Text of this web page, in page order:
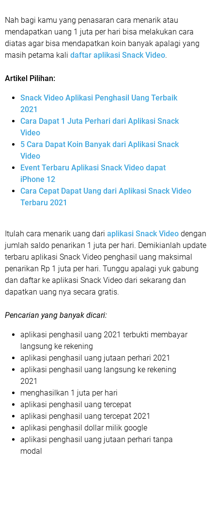
Nah bagi kamu yang penasaran cara menarik atau
mendapatkan uang 1 juta per hari bisa melakukan cara
diatas agar bisa mendapatkan koin banyak apalagi yang
masih petama kali daftar aplikasi Snack Video.
Artikel Pilihan:
Snack Video Aplikasi Penghasil Uang Terbaik
2021
Cara Dapat 1 Juta Perhari dari Aplikasi Snack
Video
5 Cara Dapat Koin Banyak dari Aplikasi Snack
Video
Event Terbaru Aplikasi Snack Video dapat
iPhone 12
Cara Cepat Dapat Uang dari Aplikasi Snack Video
Terbaru 2021
Itulah cara menarik uang dari aplikasi Snack Video dengan
jumlah saldo penarikan 1 juta per hari. Demikianlah update
terbaru aplikasi Snack Video penghasil uang maksimal
penarikan Rp 1 juta per hari. Tunggu apalagi yuk gabung
dan daftar ke aplikasi Snack Video dari sekarang dan
dapatkan uang nya secara gratis.
Pencarian yang banyak dicari:
aplikasi penghasil uang 2021 terbukti membayar
langsung ke rekening
aplikasi penghasil uang jutaan perhari 2021
aplikasi penghasil uang langsung ke rekening
2021
menghasilkan 1 juta per hari
aplikasi penghasil uang tercepat
aplikasi penghasil uang tercepat 2021
aplikasi penghasil dollar milik google
aplikasi penghasil uang jutaan perhari tanpa
modal